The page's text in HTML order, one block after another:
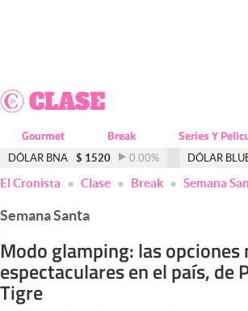
Dólar
Economía y Política
Finanzas y Mercados
Mercados Online
Negocios
Columnistas
Gourmet Break Series Y
DÓLAR BNA $ 1520 0.00% DÓLAR
El Cronista Clase Break Semana
Semana Santa
Modo glamping: las opciones
espectaculares en el país, de
Tigre